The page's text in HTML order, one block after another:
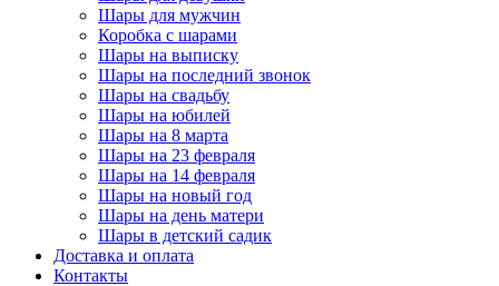
Шары для мужчин
Коробка с шарами
Шары на выписку
Шары на последний звонок
Шары на свадьбу
Шары на юбилей
Шары на 8 марта
Шары на 23 февраля
Шары на 14 февраля
Шары на новый год
Шары на день матери
Шары в детский садик
Доставка и оплата
Контакты